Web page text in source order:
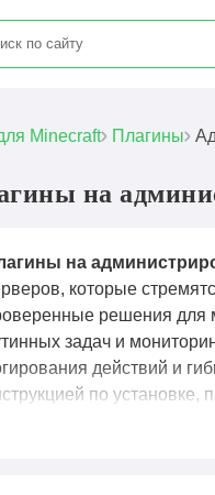
Minecraft Плагины
на
на
которые
решения для
задач и
действий и
по